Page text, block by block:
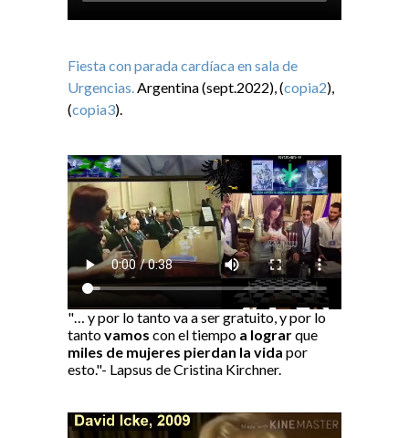
Fiesta con parada cardíaca en sala de
Urgencias. Argentina (sept.2022), (copia2),
(copia3).
"… y por lo tanto va a ser gratuito, y por lo
tantovamos con el tiempo a lograrque
miles de mujeres pierdan la vida por
esto."- Lapsus de Cristina Kirchner.